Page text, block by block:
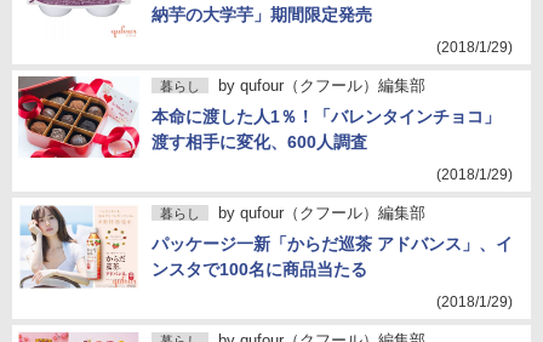
納芋の大学芋」期間限定発売
(2018/1/29)
暮らし by qufour（クフール）編集部
本命に渡した人1％！「バレンタインチョコ」
渡す相手に変化、600人調査
(2018/1/29)
暮らし by qufour（クフール）編集部
パッケージ一新「からだ巡茶 アドバンス」、イ
ンスタで100名に商品当たる
(2018/1/29)